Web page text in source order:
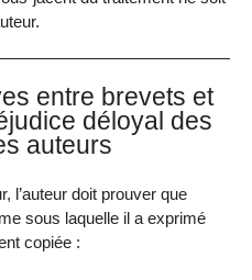
entre brevets et
déloyal des
auteurs
l’auteur doit prouver que
sous laquelle il a exprimé
copiée :